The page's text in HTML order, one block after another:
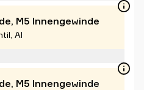
M5 Innengewinde
Al
M5 Innengewinde